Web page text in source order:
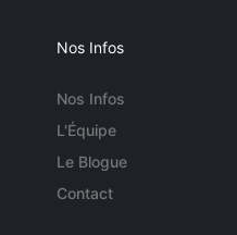
Nos Infos
Nos Infos
L'Équipe
Le Blogue
Contact